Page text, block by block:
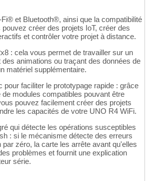
et Bluetooth®, ainsi que la compatibilité
créer des projets IoT, créer des
et contrôler votre projet à distance.
: cela vous permet de travailler sur un
des animations ou traçant des données de
matériel supplémentaire.
pour faciliter le prototypage rapide : grâce
de modules compatibles pouvant être
pouvez facilement créer des projets
les capacités de votre UNO R4 WiFi.
qui détecte les opérations susceptibles
: si le mécanisme détecte des erreurs
par zéro, la carte les arrête avant qu'elles
problèmes et fournit une explication
série.